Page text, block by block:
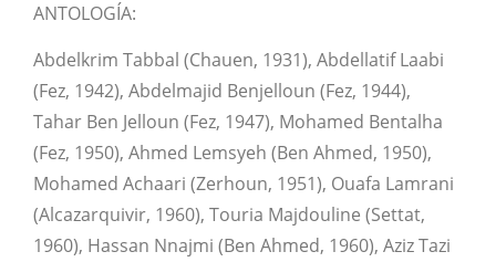
ANTOLOGÍA:
Abdelkrim Tabbal (Chauen, 1931), Abdellatif Laabi
(Fez, 1942), Abdelmajid Benjelloun (Fez, 1944),
Tahar Ben Jelloun (Fez, 1947), Mohamed Bentalha
(Fez, 1950), Ahmed Lemsyeh (Ben Ahmed, 1950),
Mohamed Achaari (Zerhoun, 1951), Ouafa Lamrani
(Alcazarquivir, 1960), Touria Majdouline (Settat,
1960), Hassan Nnajmi (Ben Ahmed, 1960), Aziz Tazi